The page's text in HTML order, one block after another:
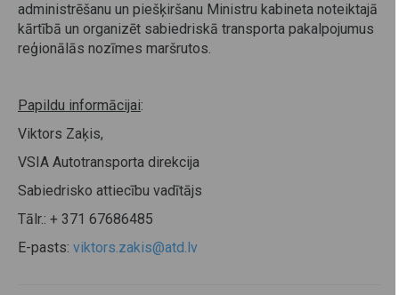
administrēšanu un piešķiršanu Ministru kabineta noteiktajā
kārtībā un organizēt sabiedriskā transporta pakalpojumus
reģionālās nozīmes maršrutos.
Papildu informācijai:
Viktors Zaķis,
VSIA Autotransporta direkcija
Sabiedrisko attiecību vadītājs
Tālr.: + 371 67686485
E-pasts: viktors.zakis@atd.lv